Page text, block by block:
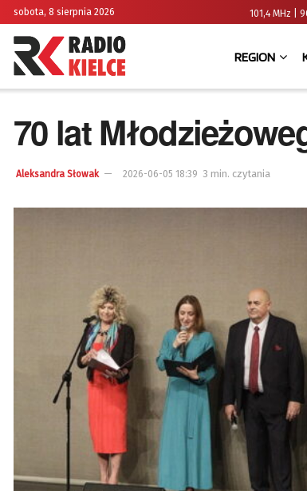
sobota, 8 sierpnia 2026 101,4 MHz |
REGION
70 lat
Aleksandra Słowak 2026-06-05 18:39 3 min. czytania